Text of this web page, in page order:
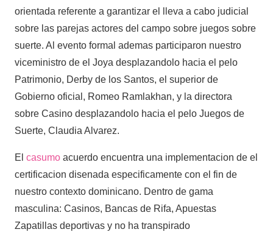
orientada referente a garantizar el lleva a cabo judicial
sobre las parejas actores del campo sobre juegos sobre
suerte. Al evento formal ademas participaron nuestro
viceministro de el Joya desplazandolo hacia el pelo
Patrimonio, Derby de los Santos, el superior de
Gobierno oficial, Romeo Ramlakhan, y la directora
sobre Casino desplazandolo hacia el pelo Juegos de
Suerte, Claudia Alvarez.
El casumo acuerdo encuentra una implementacion de el
certificacion disenada especificamente con el fin de
nuestro contexto dominicano. Dentro de gama
masculina: Casinos, Bancas de Rifa, Apuestas
Zapatillas deportivas y no ha transpirado